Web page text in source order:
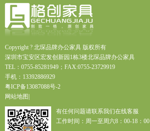
Copyright ? 北琛品牌办公家具 版权所有
深圳市宝安区宏发创新园1栋3楼北琛品牌办公家具
TEL：0755-85281949；FAX:0755-23729919
手机：13392886929
粤ICP备13087088号-2
网站地图|
有任何问题请联系我们在线客服
工作时间：周一至周六8：00-18：00